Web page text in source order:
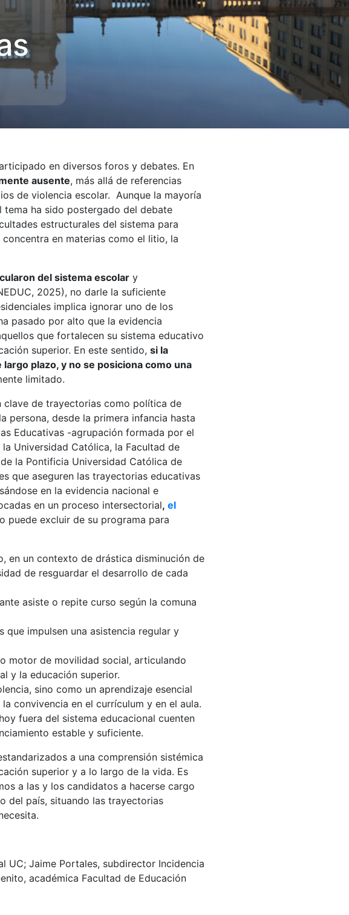
en diversos foros y debates. En
ausente, más allá de referencias
de violencia escolar. Aunque la mayoría
tema ha sido postergado del debate
estructurales del sistema para
en materias como el litio, la
del sistema escolar y
2025), no darle la suficiente
implica ignorar uno de los
pasado por alto que la evidencia
que fortalecen su sistema educativo
superior. En este sentido, si la
plazo, y no se posiciona como una
limitado.
clave de trayectorias como política de
persona, desde la primera infancia hasta
Educativas -agrupación formada por el
Universidad Católica, la Facultad de
la Pontificia Universidad Católica de
que aseguren las trayectorias educativas
en la evidencia nacional e
en un proceso intersectorial, el
puede excluir de su programa para
en un contexto de drástica disminución de
de resguardar el desarrollo de cada
asiste o repite curso según la comuna
impulsen una asistencia regular y
motor de movilidad social, articulando
y la educación superior.
sino como un aprendizaje esencial
convivencia en el currículum y en el aula.
fuera del sistema educacional cuenten
estable y suficiente.
a una comprensión sistémica
superior y a lo largo de la vida. Es
a las y los candidatos a hacerse cargo
del país, situando las trayectorias
UC; Jaime Portales, subdirector Incidencia
académica Facultad de Educación